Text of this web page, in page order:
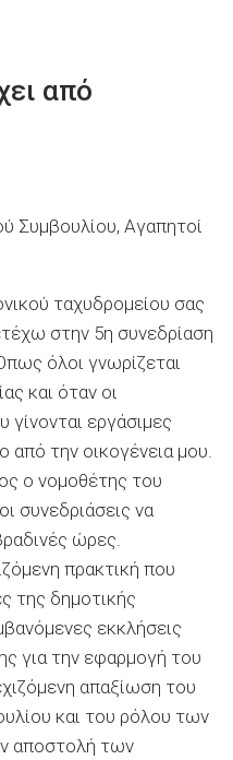
από
Συμβουλίου, Αγαπητοί
ταχυδρομείου σας
στην 5η συνεδρίαση
όλοι γνωρίζεται
και όταν οι
γίνονται εργάσιμες
την οικογένεια μου.
ο νομοθέτης του
συνεδριάσεις να
ώρες.
πρακτική που
της δημοτικής
εκκλήσεις
για την εφαρμογή του
απαξίωση του
και του ρόλου των
αποστολή των